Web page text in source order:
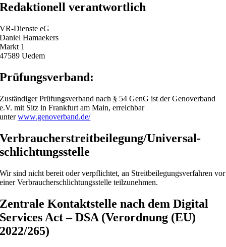
Redaktionell verantwortlich
VR-Dienste eG
Daniel Hamaekers
Markt 1
47589 Uedem
Prüfungsverband:
Zuständiger Prüfungsverband nach § 54 GenG ist der Genoverband
e.V. mit Sitz in Frankfurt am Main, erreichbar
unterwww.genoverband.de/
Verbraucher­streit­beilegung/Universal­
schlichtungs­stelle
Wir sind nicht bereit oder verpflichtet, an Streitbeilegungsverfahren vor
einer Verbraucherschlichtungsstelle teilzunehmen.
Zentrale Kontaktstelle nach dem Digital
Services Act – DSA (Verordnung (EU)
2022/265)